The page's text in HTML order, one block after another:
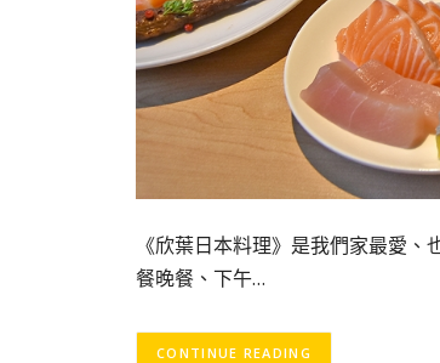
《欣葉日本料理》是我們家最愛
餐晚餐、下午…
CONTINUE READING